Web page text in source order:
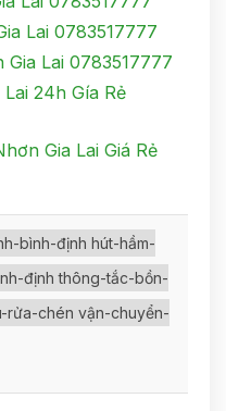
Lai 0783517777
Lai 0783517777
24h Gía Rẻ
Gia Lai Giá Rẻ
bình-định hút-hầm-
định thông-tắc-bồn-
rửa-chén vận-chuyển-